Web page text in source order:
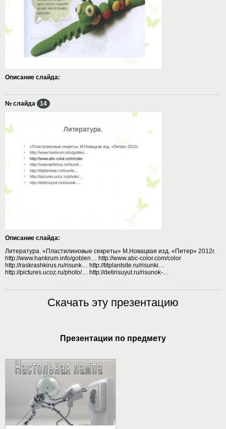
Описание слайда:
№ слайда 14
Описание слайда:
Литература. «Пластилиновые секреты» М.Новацкая изд. «Питер» 2012г.
http://www.hankrum.info/goblen… http://www.abc-color.com/color
http://raskrashkirus.ru/risunk… http://titplantsite.ru/risunki…
http://pictures.ucoz.ru/photo/… http://detirisuyut.ru/risunok-…
Скачать эту презентацию
Презентации по предмету